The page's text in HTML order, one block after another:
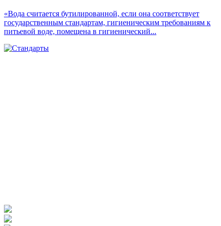
«Вода считается бутилированной, если она соответствует
государственным стандартам, гигиеническим требованиям к
питьевой воде, помещена в гигиенический...